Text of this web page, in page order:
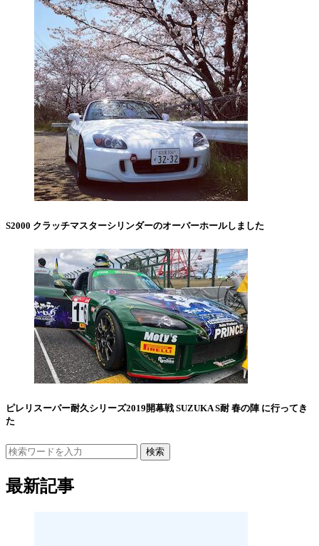
S2000 クラッチマスターシリンダーのオーバーホールしました
ピレリスーパー耐久シリーズ2019開幕戦 SUZUKA S耐 春の陣 に行ってき
た
検索
最新記事